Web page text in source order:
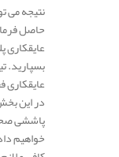
نتیجه می
حاصل
عایقکاری
بسپارید.
عایقکاری
در این
پاششی
خواهیم